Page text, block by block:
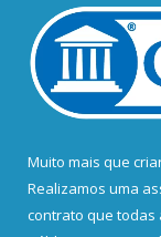
Muito mais que
Realizamos uma
contrato que todas